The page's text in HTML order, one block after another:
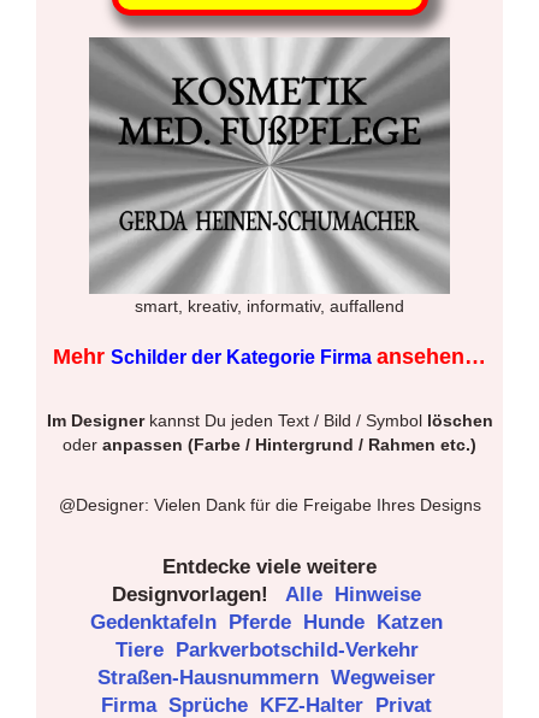
smart, kreativ, informativ, auffallend
Mehr Schilder der Kategorie Firma ansehen…
Im Designerkannst Du jeden Text / Bild / Symbol löschen
oder anpassen (Farbe / Hintergrund / Rahmen etc.)
@Designer: Vielen Dank für die Freigabe Ihres Designs
Entdecke viele weitere
Designvorlagen!
Alle Hinweise
Gedenktafeln Pferde Hunde Katzen
Tiere Parkverbotschild-Verkehr
Straßen-Hausnummern Wegweiser
Firma Sprüche KFZ-Halter Privat